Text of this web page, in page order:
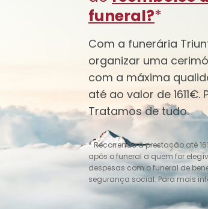
funeral?*
Com a funerária
organizar uma
com a máxima
até ao valor de
Tratamos de tudo.
* Recorrendo à prestação até
após o funeral a quem for
despesas com o funeral de
segurança social. Para mais